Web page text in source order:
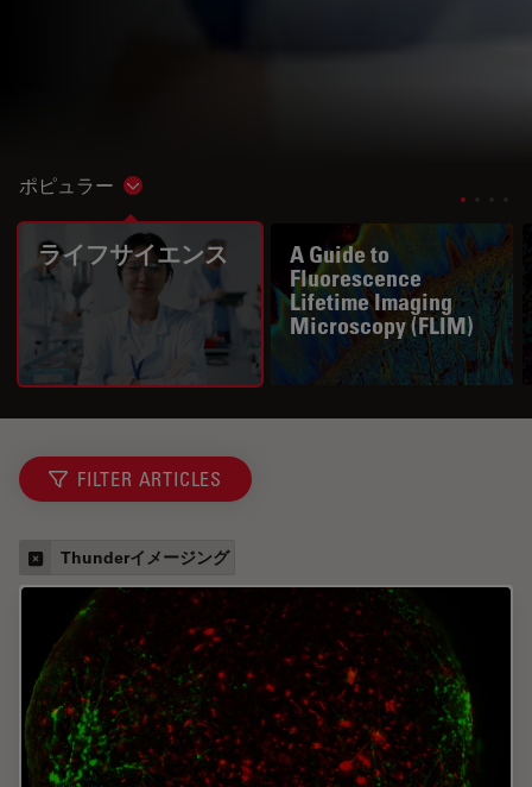
ポピュラー Show subnavigation
ライフサイエンス
A Guide to
Fluorescence
Lifetime Imaging
Microscopy (FLIM)
FILTER ARTICLES
Thunderイメージング